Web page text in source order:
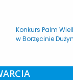
Konkurs Palm
w Borzęcinie